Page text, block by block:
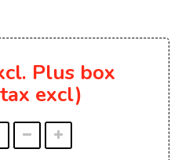
Plus box
excl)